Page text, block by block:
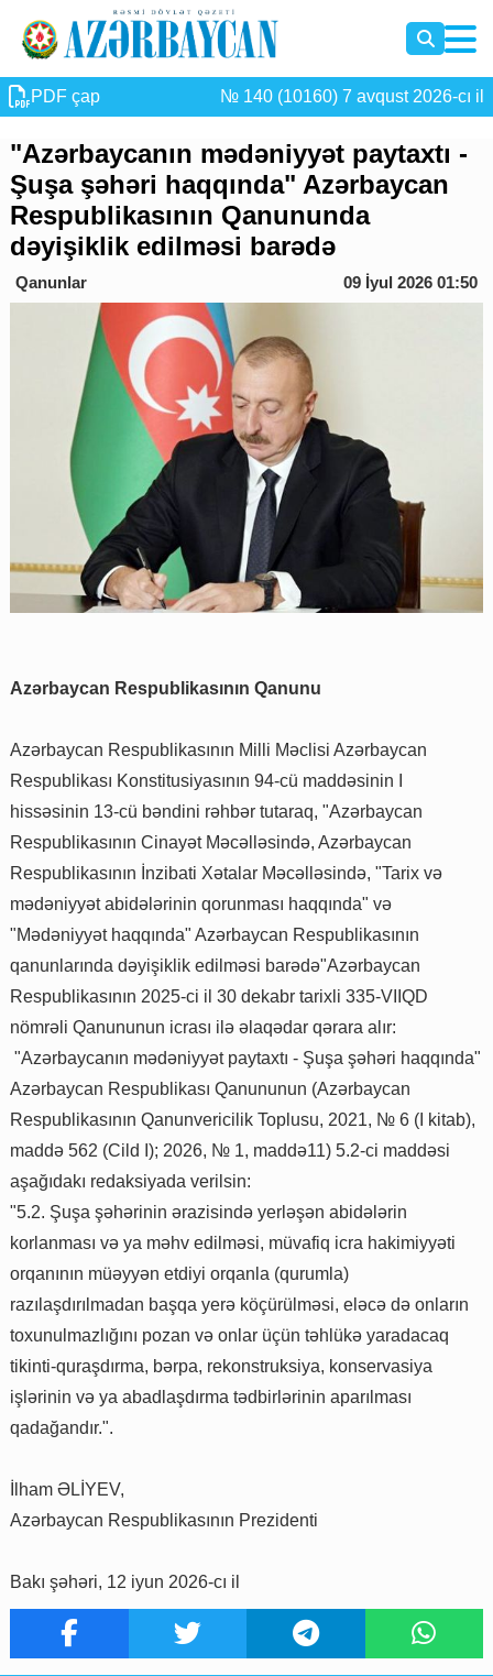
PDF çap № 140 (10160) 7 avqust 2026-cı il
"Azərbaycanın mədəniyyət paytaxtı -
Şuşa şəhəri haqqında" Azərbaycan
Respublikasının Qanununda
dəyişiklik edilməsi barədə
Qanunlar 09 İyul 2026 01:50
Azərbaycan Respublikasının Qanunu
Azərbaycan Respublikasının Milli Məclisi Azərbaycan
Respublikası Konstitusiyasının 94-cü maddəsinin I
hissəsinin 13-cü bəndini rəhbər tutaraq, "Azərbaycan
Respublikasının Cinayət Məcəlləsində, Azərbaycan
Respublikasının İnzibati Xətalar Məcəlləsində, "Tarix və
mədəniyyət abidələrinin qorunması haqqında" və
"Mədəniyyət haqqında" Azərbaycan Respublikasının
qanunlarında dəyişiklik edilməsi barədə"Azərbaycan
Respublikasının 2025-ci il 30 dekabr tarixli 335-VIIQD
nömrəli Qanununun icrası ilə əlaqədar qərara alır:
"Azərbaycanın mədəniyyət paytaxtı - Şuşa şəhəri haqqında"
Azərbaycan Respublikası Qanununun (Azərbaycan
Respublikasının Qanunvericilik Toplusu, 2021, № 6 (I kitab),
maddə 562 (Cild I); 2026, № 1, maddə11) 5.2-ci maddəsi
aşağıdakı redaksiyada verilsin:
"5.2. Şuşa şəhərinin ərazisində yerləşən abidələrin
korlanması və ya məhv edilməsi, müvafiq icra hakimiyyəti
orqanının müəyyən etdiyi orqanla (qurumla)
razılaşdırılmadan başqa yerə köçürülməsi, eləcə də onların
toxunulmazlığını pozan və onlar üçün təhlükə yaradacaq
tikinti-quraşdırma, bərpa, rekonstruksiya, konservasiya
işlərinin və ya abadlaşdırma tədbirlərinin aparılması
qadağandır.".
İlham ƏLİYEV,
Azərbaycan Respublikasının Prezidenti
Bakı şəhəri, 12 iyun 2026-cı il